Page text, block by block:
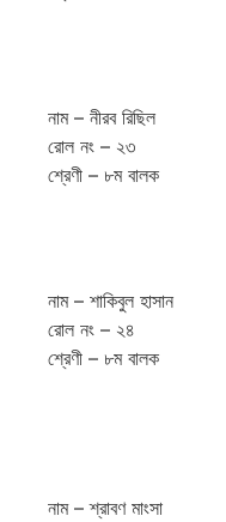
নাম – নীরব রিছিল
রোল নং – ২৩
শ্রেণী – ৮ম বালক
নাম – শাকিবুল হাসান
রোল নং – ২৪
শ্রেণী – ৮ম বালক
নাম – শ্রাবণ মাংসা